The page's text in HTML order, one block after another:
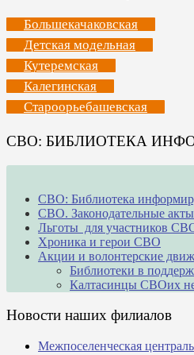
Большекачаковская
Детская модельная
Кутеремская
Калегинская
Староорьебашевская
СВО: БИБЛИОТЕКА
СВО: Библиотека
СВО. Законодательные акты
Льготы для участников
Хроника и герои СВО
Акции и волонтерские
Библиотеки в
Калтасинцы СВОих
Новости наших филиалов
Межпоселенческая